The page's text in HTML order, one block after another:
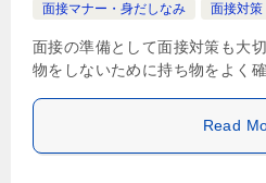
面接マナー・身だしなみ
面接対策
面接の準備として面接対策も大
物をしないために持ち物をよく
Read